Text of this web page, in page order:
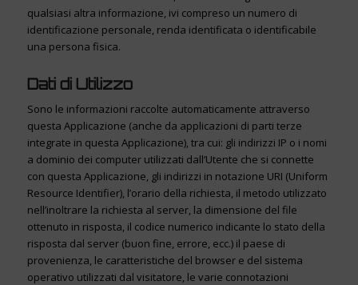
qualsiasi altra informazione, ivi compreso un numero di
identificazione personale, renda identificata o identificabile
una persona fisica.
Dati di Utilizzo
Sono le informazioni raccolte automaticamente attraverso
questa Applicazione (anche da applicazioni di parti terze
integrate in questa Applicazione), tra cui: gli indirizzi IP o i nomi
a dominio dei computer utilizzati dall’Utente che si connette
con questa Applicazione, gli indirizzi in notazione URI (Uniform
Resource Identifier), l’orario della richiesta, il metodo utilizzato
nell’inoltrare la richiesta al server, la dimensione del file
ottenuto in risposta, il codice numerico indicante lo stato della
risposta dal server (buon fine, errore, ecc.) il paese di
provenienza, le caratteristiche del browser e del sistema
operativo utilizzati dal visitatore, le varie connotazioni